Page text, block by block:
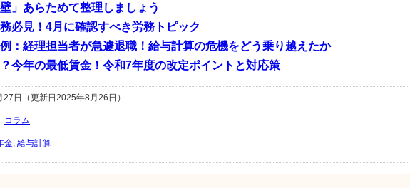
壁」あらためて整理しましょう
必見！4月に確認すべき労務トピック
：経理担当者が急遽退職！給与計算の危機をどう乗り越えたか
今年の最低賃金！令和7年度の改定ポイントと対応策
27日 （更新日2025年8月26日）
コラム
金, 給与計算